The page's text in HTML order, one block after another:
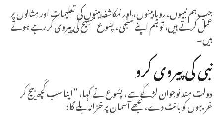
جب ہم نبیوں، رویا بِینوں، اور مُکاشفہ بِینوں کی تعلیمات اور مِثالوں پر
عمل کرتے ہیں، تو ہم اپنے مُنّجی، یِسُوع مسِیح کی پیروی کر رہے ہوتے
ہیں۔
نبی کی پیروی کرو
دولت مند نوجوان لڑکے سے، یِسُوع نے کہا، ”اپنا سب کُچھ بیچ کر
غریبوں کو بانٹ دے، تُجھے آسمان پر خزانہ مِلے گا: